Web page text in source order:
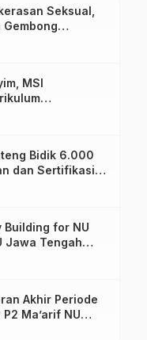
Seksual,
Gembong
MSI
Baru dalam
Bidik 6.000
dan Sertifikasi
Building for NU
Jawa Tengah
Jalan Menuju
Akhir Periode
Ma’arif NU
Sinergi Link and